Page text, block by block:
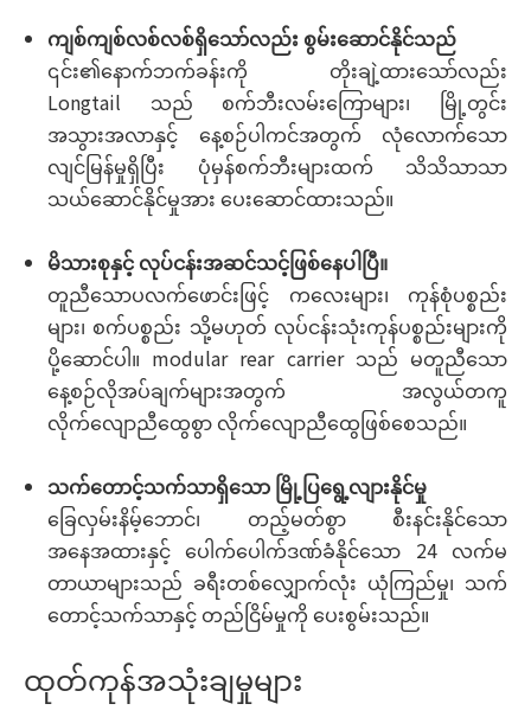
ကျစ်ကျစ်လစ်လစ်ရှိသော်လည်း စွမ်းဆောင်နိုင်သည်
၎င်း၏နောက်ဘက်ခန်းကို တိုးချဲ့ထားသော်လည်း
Longtail သည် စက်ဘီးလမ်းကြောများ၊ မြို့တွင်း
အသွားအလာနှင့် နေ့စဉ်ပါကင်အတွက် လုံလောက်သော
လျင်မြန်မှုရှိပြီး ပုံမှန်စက်ဘီးများထက် သိသိသာသာ
သယ်ဆောင်နိုင်မှုအား ပေးဆောင်ထားသည်။
မိသားစုနှင့် လုပ်ငန်းအဆင်သင့်ဖြစ်နေပါပြီ။
တူညီသောပလက်ဖောင်းဖြင့် ကလေးများ၊ ကုန်စုံပစ္စည်း
များ၊ စက်ပစ္စည်း သို့မဟုတ် လုပ်ငန်းသုံးကုန်ပစ္စည်းများကို
ပို့ဆောင်ပါ။ modular rear carrier သည် မတူညီသော
နေ့စဉ်လိုအပ်ချက်များအတွက် အလွယ်တကူ
လိုက်လျောညီထွေစွာ လိုက်လျောညီထွေဖြစ်စေသည်။
သက်တောင့်သက်သာရှိသော မြို့ပြရွေ့လျားနိုင်မှု
ခြေလှမ်းနိမ့်ဘောင်၊ တည့်မတ်စွာ စီးနင်းနိုင်သော
အနေအထားနှင့် ပေါက်ပေါက်ဒဏ်ခံနိုင်သော 24 လက်မ
တာယာများသည် ခရီးတစ်လျှောက်လုံး ယုံကြည်မှု၊ သက်
တောင့်သက်သာနှင့် တည်ငြိမ်မှုကို ပေးစွမ်းသည်။
ထုတ်ကုန်အသုံးချမှုများ